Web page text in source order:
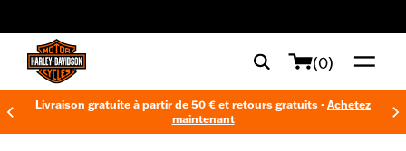
(0)
Livraison gratuite à partir de 50 € et retours gratuits - Achetez
maintenant